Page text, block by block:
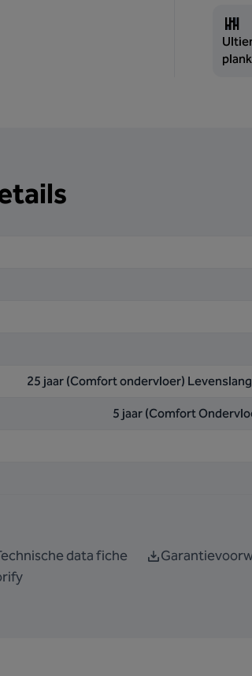
25 jaar (Comfort ondervloer)
5 jaar (Comfort
data fiche